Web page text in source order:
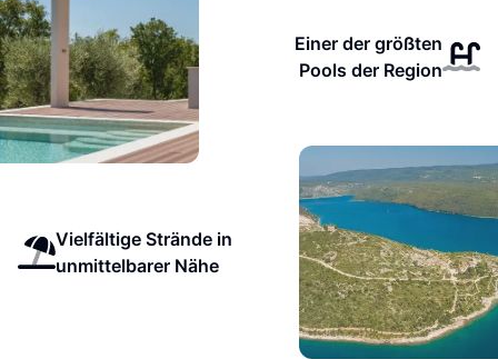
Einer der größten
Pools der Region
Vielfältige Strände in
unmittelbarer Nähe